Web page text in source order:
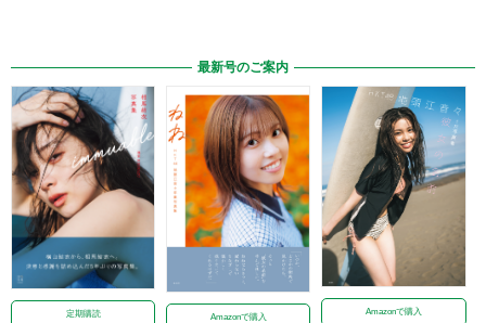
最新号のご案内
定期購読 Amazonで購入
Amazonで購入